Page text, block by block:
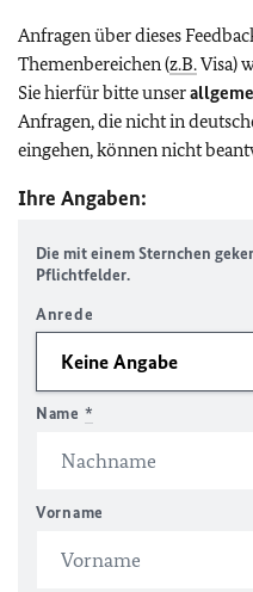
Anfragen über dieses
Themenbereichen (z.B.Visa)
Sie hierfür bitte unser
Anfragen, die nicht in
eingehen, können nicht
Ihre Angaben:
Die mit einem Sternchen
Pflichtfelder.
Anrede
Name *
Vorname